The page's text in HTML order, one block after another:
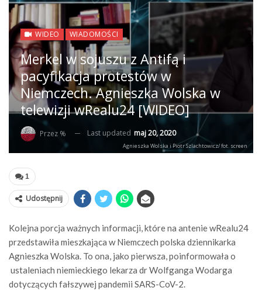
WIDEO WIADOMOŚCI
Merkel w sojuszu z Antifą i
pacyfikacja protestów w
Niemczech. Agnieszka Wolska w
telewizji wRealu24 [WIDEO]
Przez % Last updated maj 20, 2020
Agnieszka Wolska i Piotr Szlachtowicz/ fot. screen
1
Udostępnij
Kolejna porcja ważnych informacji, które na antenie wRealu24
przedstawiła mieszkająca w Niemczech polska dziennikarka
Agnieszka Wolska. To ona, jako pierwsza, poinformowała o
ustaleniach niemieckiego lekarza dr Wolfganga Wodarga
dotyczących fałszywej pandemii SARS-CoV-2.